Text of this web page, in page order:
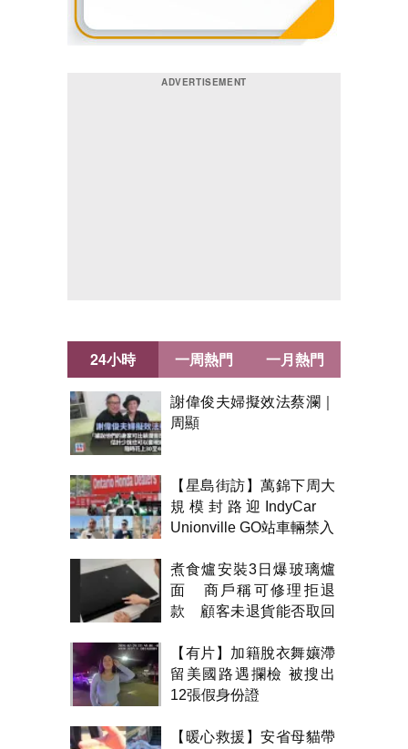
24小時
謝偉俊夫婦擬效法蔡瀾｜
周顯
【星島街訪】萬錦下周大
規模封路迎IndyCar
Unionville GO站車輛禁入
煮食爐安裝3日爆玻璃爐
面 商戶稱可修理拒退
款 顧客未退貨能否取回
【有片】加籍脫衣舞孃滯
留美國路遇攔檢 被搜出
12張假身份證
【暖心救援】安省母貓帶
一周熱門 一月熱門